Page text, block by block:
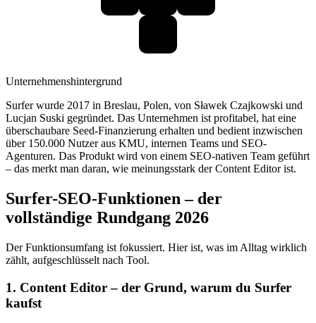
Unternehmenshintergrund
Surfer wurde 2017 in Breslau, Polen, von Sławek Czajkowski und
Lucjan Suski gegründet. Das Unternehmen ist profitabel, hat eine
überschaubare Seed-Finanzierung erhalten und bedient inzwischen
über 150.000 Nutzer aus KMU, internen Teams und SEO-
Agenturen. Das Produkt wird von einem SEO-nativen Team geführt
– das merkt man daran, wie meinungsstark der Content Editor ist.
Surfer-SEO-Funktionen – der
vollständige Rundgang 2026
Der Funktionsumfang ist fokussiert. Hier ist, was im Alltag wirklich
zählt, aufgeschlüsselt nach Tool.
1. Content Editor – der Grund, warum du Surfer
kaufst